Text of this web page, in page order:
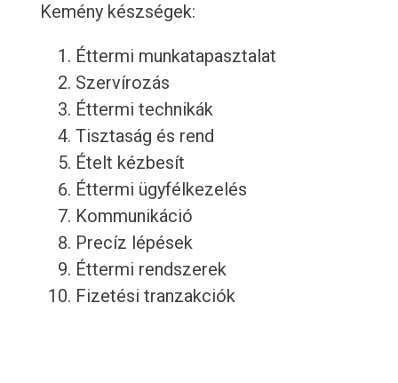
Kemény készségek:
Éttermi munkatapasztalat
Szervírozás
Éttermi technikák
Tisztaság és rend
Ételt kézbesít
Éttermi ügyfélkezelés
Kommunikáció
Precíz lépések
Éttermi rendszerek
Fizetési tranzakciók